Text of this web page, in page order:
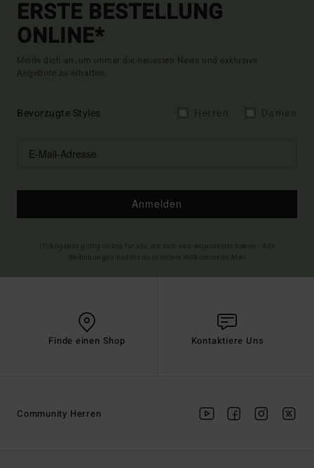
ERSTE BESTELLUNG
ONLINE*
Melde dich an, um immer die neuesten News und exklusive
Angebote zu erhalten.
Bevorzugte Styles
Anmelden
Finde einen Shop Kontaktiere Uns
Community Herren